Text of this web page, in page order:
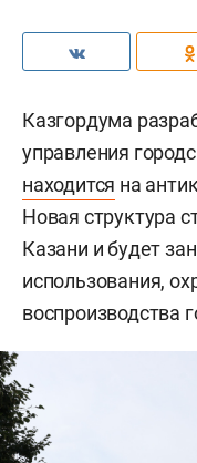
Казгордума
управления
находится на
Новая структура
Казани и будет
использования,
воспроизводства